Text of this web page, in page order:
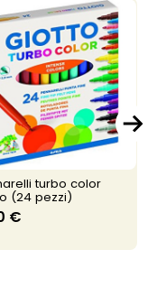
turbo color
(24 pezzi)
€